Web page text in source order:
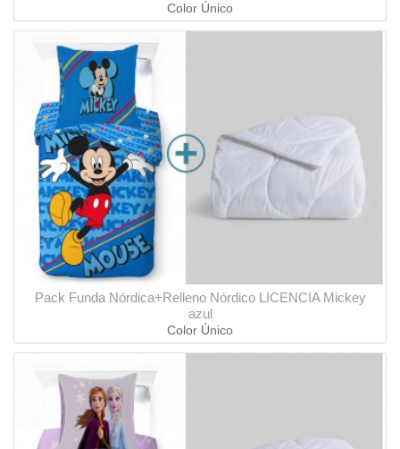
Color Único
Pack Funda Nórdica+Relleno Nórdico LICENCIA Mickey
azul
Color Único